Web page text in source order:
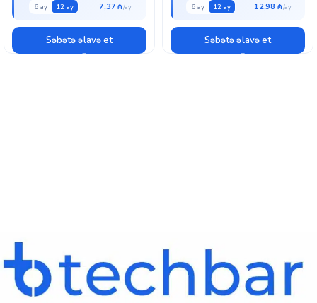
6 ay 12 ay 7,37 ₼
Səbətə əlavə et
6 ay 12 ay 12,98 ₼
Səbətə əlavə et